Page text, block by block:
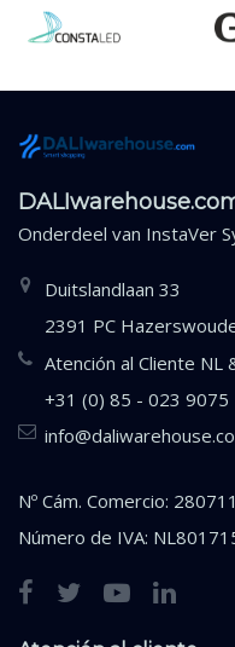
Onderdeel van InstaVer
Duitslandlaan 33
2391 PC
Atención al Cliente NL
+31 (0) 85 - 023 9075
Nº Cám. Comercio:
Número de IVA: